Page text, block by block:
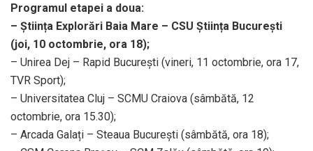
Programul etapei a doua:
– Știința Explorări Baia Mare – CSU Știința București
(joi, 10 octombrie, ora 18);
– Unirea Dej – Rapid București (vineri, 11 octombrie, ora 17,
TVR Sport);
– Universitatea Cluj – SCMU Craiova (sâmbătă, 12
octombrie, ora 15.30);
– Arcada Galați – Steaua București (sâmbătă, ora 18);